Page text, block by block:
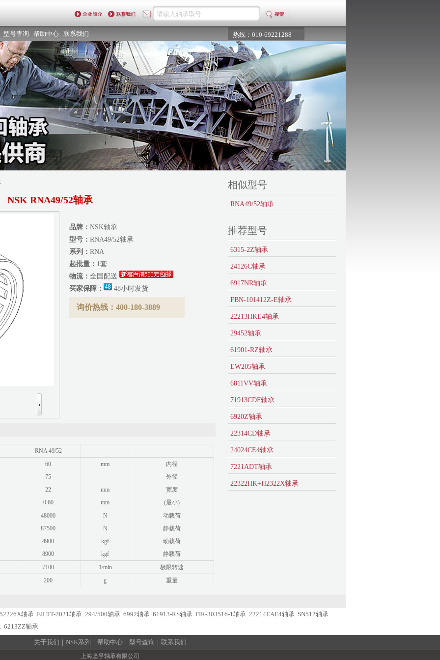
型号查询 帮助中心 联系我们 热线：010-69221288
相似型号
RNA49/52轴承
推荐型号
6315-2Z轴承
24126C轴承
6917NR轴承
FBN-101412Z-E轴承
22213HKE4轴承
29452轴承
61901-RZ轴承
EW205轴承
6811VV轴承
71913CDF轴承
6920Z轴承
22314CD轴承
24024CE4轴承
7221ADT轴承
22322HK+H2322X轴承
NSK RNA49/52轴承
品牌： NSK轴承
型号： RNA49/52轴承
系列： RNA
起批量： 1套
物流： 全国配送
买家保障：
48小时发货
询价热线：400-180-3889
RNA 49/52
60
mm
内径
75
外径
22
mm
宽度
0.60
mm
(最小)
48000
N
动载荷
87500
N
静载荷
4900
kgf
动载荷
8900
kgf
静载荷
7100
1/min
极限转速
200
g 重量
52226X轴承 FJLTT-2021轴承 294/500轴承 6992轴承 61913-RS轴承 FIR-303516-1轴承 22214EAE4轴承 SN512轴承
6213ZZ轴承
关于我们 NSK系列 帮助中心｜ 型号查询 联系我们
上海坚孚轴承有限公司